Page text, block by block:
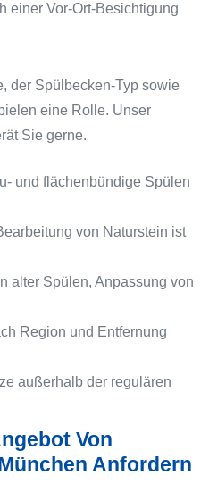
einer Vor-Ort-Besichtigung
der Spülbecken-Typ sowie
eine Rolle. Unser
Sie gerne.
und flächenbündige Spülen
von Naturstein ist
alter Spülen, Anpassung von
Region und Entfernung
außerhalb der regulären
Von
Anfordern